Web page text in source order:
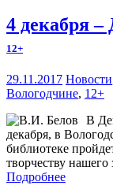
4 декабря
12+
29.11.2017 Новости
Вологодчине, 12+
В
декабря, в
библиотеке
творчеству нашего
Подробнее